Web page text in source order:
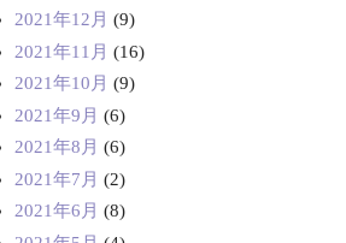
2021年12月 (9)
2021年11月 (16)
2021年10月 (9)
2021年9月 (6)
2021年8月 (6)
2021年7月 (2)
2021年6月 (8)